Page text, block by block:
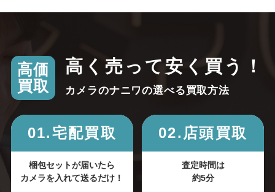
高価
買取
高く売って安く買う！
カメラのナニワの選べる買取方法
01.宅配買取
梱包セットが届いたら
カメラを入れて送るだけ！
02.店頭買取
査定時間は
約5分